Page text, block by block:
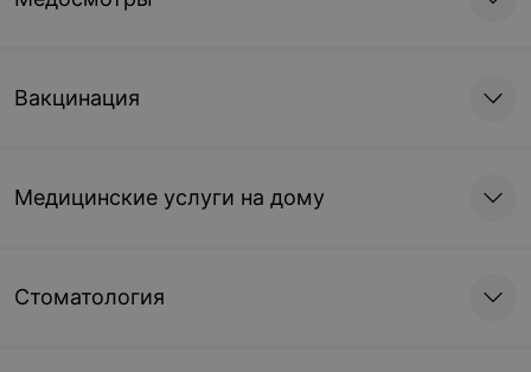
Вакцинация
Медицинские услуги на дому
Стоматология